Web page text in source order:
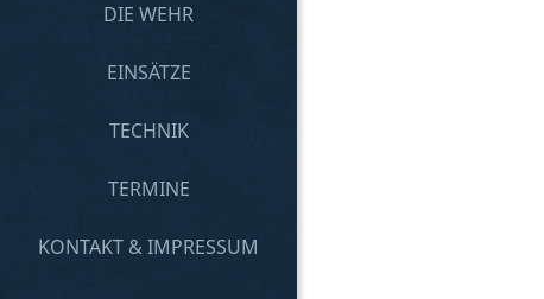
DIE WEHR
EINSÄTZE
TECHNIK
TERMINE
KONTAKT & IMPRESSUM